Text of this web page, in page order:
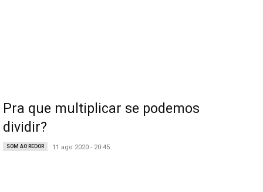
Pra que multiplicar se podemos
dividir?
SOM AO REDOR 11 ago 2020 - 20:45